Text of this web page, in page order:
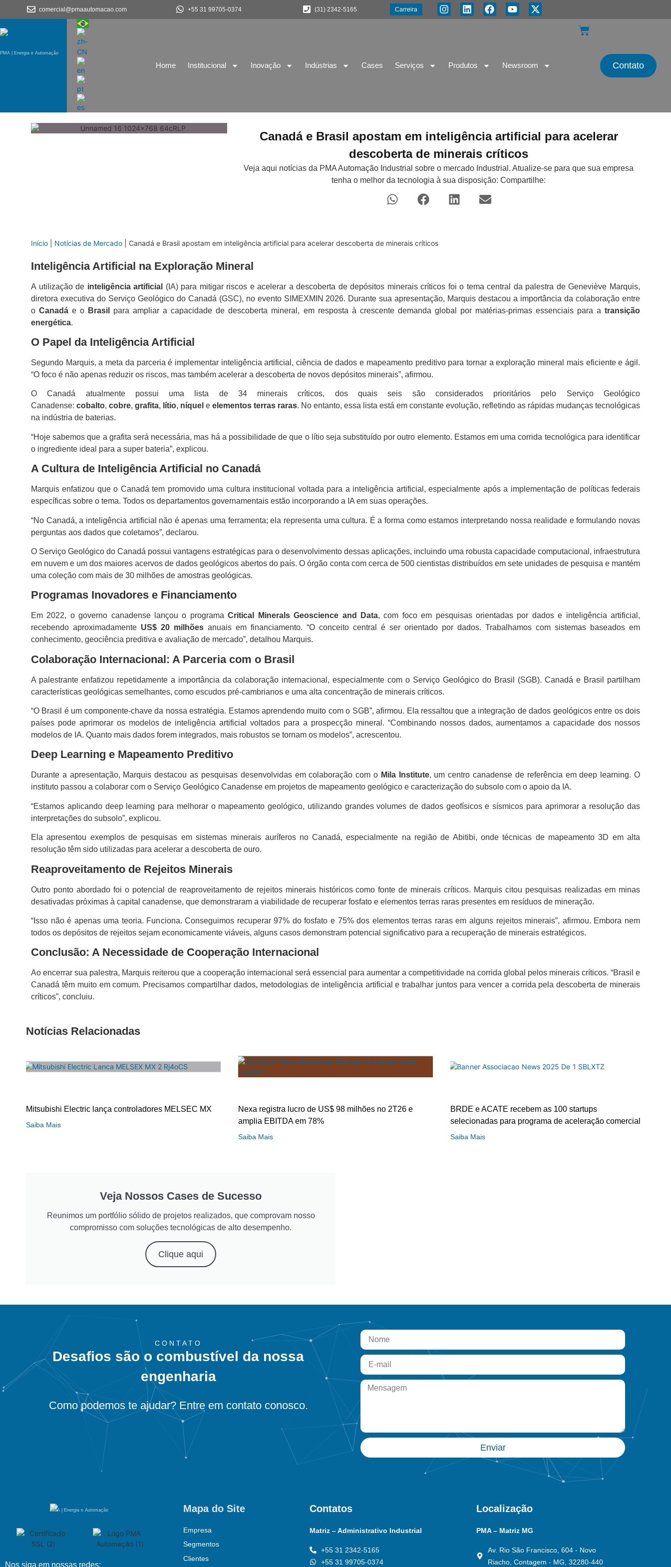
comercial@pmaautomacao.com +55 31 99705-0374 (31) 2342-5165 Carreira
PMA | Energia e Automação
Home Institucional Inovação Indústrias Cases Serviços Produtos Newsroom Contato
Canadá e Brasil apostam em inteligência artificial para acelerar
descoberta de minerais críticos
Veja aqui notícias da PMA Automação Industrial sobre o mercado Industrial. Atualize-se para que sua empresa
tenha o melhor da tecnologia à sua disposição: Compartilhe:
Início Notícias de Mercado Canadá e Brasil apostam em inteligência artificial para acelerar descoberta de minerais críticos
Inteligência Artificial na Exploração Mineral
A utilização de inteligência artificial
(IA) para mitigar riscos e acelerar a descoberta de depósitos minerais críticos foi o tema central da palestra de Geneviève Marquis,
diretora executiva do Serviço Geológico do Canadá (GSC), no evento SIMEXMIN 2026. Durante sua apresentação, Marquis destacou a importância da colaboração entre
oCanadá e o Brasil para ampliar a capacidade de descoberta mineral, em resposta à crescente demanda global por matérias-primas essenciais para atransição
energética.
O Papel da Inteligência Artificial
Segundo Marquis, a meta da parceria é implementar inteligência artificial, ciência de dados e mapeamento preditivo para tornar a exploração mineral mais eficiente e ágil.
“O foco é não apenas reduzir os riscos, mas também acelerar a descoberta de novos depósitos minerais”, afirmou.
O Canadá atualmente possui uma lista de 34 minerais críticos, dos quais seis são considerados prioritários pelo Serviço Geológico
Canadense: cobalto, cobre, grafita, lítio, níquel e elementos terras raras. No entanto, essa lista está em constante evolução, refletindo as rápidas mudanças tecnológicas
na indústria de baterias.
“Hoje sabemos que a grafita será necessária, mas há a possibilidade de que o lítio seja substituído por outro elemento. Estamos em uma corrida tecnológica para identificar
o ingrediente ideal para a super bateria”, explicou.
A Cultura de Inteligência Artificial no Canadá
Marquis enfatizou que o Canadá tem promovido uma cultura institucional voltada para a inteligência artificial, especialmente após a implementação de políticas federais
específicas sobre o tema. Todos os departamentos governamentais estão incorporando a IA em suas operações.
“No Canadá, a inteligência artificial não é apenas uma ferramenta; ela representa uma cultura. É a forma como estamos interpretando nossa realidade e formulando novas
perguntas aos dados que coletamos”, declarou.
O Serviço Geológico do Canadá possui vantagens estratégicas para o desenvolvimento dessas aplicações, incluindo uma robusta capacidade computacional, infraestrutura
em nuvem e um dos maiores acervos de dados geológicos abertos do país. O órgão conta com cerca de 500 cientistas distribuídos em sete unidades de pesquisa e mantém
uma coleção com mais de 30 milhões de amostras geológicas.
Programas Inovadores e Financiamento
Em 2022, o governo canadense lançou o programaCritical Minerals Geoscience and Data, com foco em pesquisas orientadas por dados e inteligência artificial,
recebendo aproximadamente US$ 20 milhões anuais em financiamento. “O conceito central é ser orientado por dados. Trabalhamos com sistemas baseados em
conhecimento, geociência preditiva e avaliação de mercado”, detalhou Marquis.
Colaboração Internacional: A Parceria com o Brasil
A palestrante enfatizou repetidamente a importância da colaboração internacional, especialmente com o Serviço Geológico do Brasil (SGB). Canadá e Brasil partilham
características geológicas semelhantes, como escudos pré-cambrianos e uma alta concentração de minerais críticos.
“O Brasil é um componente-chave da nossa estratégia. Estamos aprendendo muito com o SGB”, afirmou. Ela ressaltou que a integração de dados geológicos entre os dois
países pode aprimorar os modelos de inteligência artificial voltados para a prospecção mineral. “Combinando nossos dados, aumentamos a capacidade dos nossos
modelos de IA. Quanto mais dados forem integrados, mais robustos se tornam os modelos”, acrescentou.
Deep Learning e Mapeamento Preditivo
Durante a apresentação, Marquis destacou as pesquisas desenvolvidas em colaboração com o Mila Institute, um centro canadense de referência em deep learning. O
instituto passou a colaborar com o Serviço Geológico Canadense em projetos de mapeamento geológico e caracterização do subsolo com o apoio da IA.
“Estamos aplicando deep learning para melhorar o mapeamento geológico, utilizando grandes volumes de dados geofísicos e sísmicos para aprimorar a resolução das
interpretações do subsolo”, explicou.
Ela apresentou exemplos de pesquisas em sistemas minerais auríferos no Canadá, especialmente na região de Abitibi, onde técnicas de mapeamento 3D em alta
resolução têm sido utilizadas para acelerar a descoberta de ouro.
Reaproveitamento de Rejeitos Minerais
Outro ponto abordado foi o potencial de reaproveitamento de rejeitos minerais históricos como fonte de minerais críticos. Marquis citou pesquisas realizadas em minas
desativadas próximas à capital canadense, que demonstraram a viabilidade de recuperar fosfato e elementos terras raras presentes em resíduos de mineração.
“Isso não é apenas uma teoria. Funciona. Conseguimos recuperar 97% do fosfato e 75% dos elementos terras raras em alguns rejeitos minerais”, afirmou. Embora nem
todos os depósitos de rejeitos sejam economicamente viáveis, alguns casos demonstram potencial significativo para a recuperação de minerais estratégicos.
Conclusão: A Necessidade de Cooperação Internacional
Ao encerrar sua palestra, Marquis reiterou que a cooperação internacional será essencial para aumentar a competitividade na corrida global pelos minerais críticos. “Brasil e
Canadá têm muito em comum. Precisamos compartilhar dados, metodologias de inteligência artificial e trabalhar juntos para vencer a corrida pela descoberta de minerais
críticos”, concluiu.
Notícias Relacionadas
Mitsubishi Electric lança controladores MELSEC MX
Saiba Mais
Nexa registra lucro de US$ 98 milhões no 2T26 e
amplia EBITDA em 78%
Saiba Mais
BRDE e ACATE recebem as 100 startups
selecionadas para programa de aceleração comercial
Saiba Mais
Veja Nossos Cases de Sucesso
Reunimos um portfólio sólido de projetos realizados, que comprovam nosso
compromisso com soluções tecnológicas de alto desempenho.
Clique aqui
CONTATO
Desafios são o combustível da nossa
engenharia
Como podemos te ajudar? Entre em contato conosco.
Enviar
PMA | Energia e Automação
Nos siga em nossas redes:
Mapa do Site
Empresa
Segmentos
Clientes
Contatos
Matriz – Administrativo Industrial
+55 31 2342-5165
+55 31 99705-0374
Localização
PMA – Matriz MG
Av. Rio São Francisco, 604 - Novo
Riacho, Contagem - MG, 32280-440